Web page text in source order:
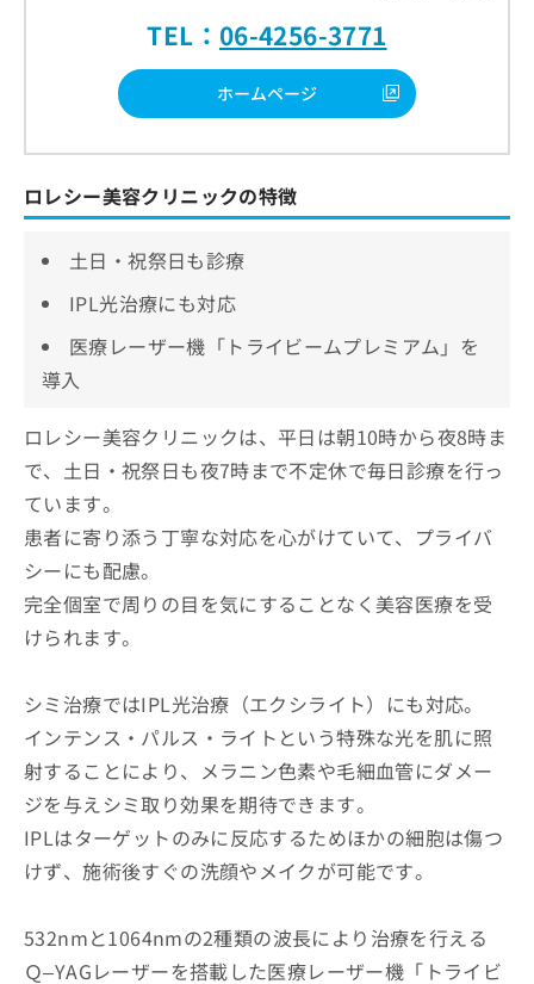
TEL： 06-4256-3771
ホームページ
ロレシー美容クリニックの特徴
土日・祝祭日も診療
IPL光治療にも対応
医療レーザー機「トライビームプレミアム」を
導入
ロレシー美容クリニックは、平日は朝10時から夜8時ま
で、土日・祝祭日も夜7時まで不定休で毎日診療を行っ
ています。
患者に寄り添う丁寧な対応を心がけていて、プライバ
シーにも配慮。
完全個室で周りの目を気にすることなく美容医療を受
けられます。
シミ治療ではIPL光治療（エクシライト）にも対応。
インテンス・パルス・ライトという特殊な光を肌に照
射することにより、メラニン色素や毛細血管にダメー
ジを与えシミ取り効果を期待できます。
IPLはターゲットのみに反応するためほかの細胞は傷つ
けず、施術後すぐの洗顔やメイクが可能です。
532nmと1064nmの2種類の波長により治療を行える
Ｑ–YAGレーザーを搭載した医療レーザー機「トライビ